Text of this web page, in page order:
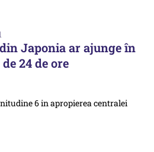
Japonia ar ajunge în
24 de ore